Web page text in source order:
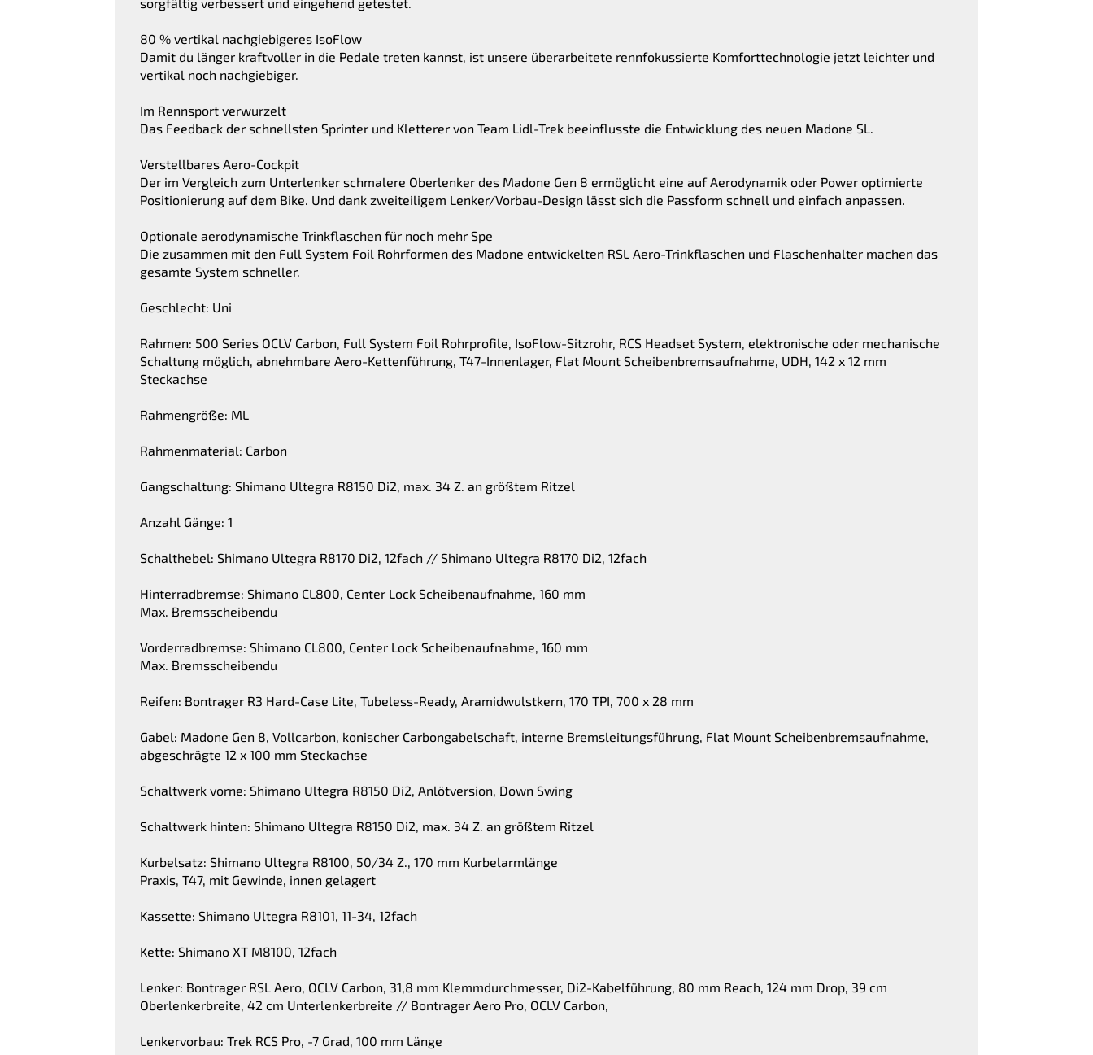
80 % vertikal nachgiebigeres IsoFlow
Damit du länger kraftvoller in die Pedale treten kannst, ist unsere überarbeitete rennfokussierte Komforttechnologie jetzt leichter und
vertikal noch nachgiebiger.
Im Rennsport verwurzelt
Das Feedback der schnellsten Sprinter und Kletterer von Team Lidl-Trek beeinflusste die Entwicklung des neuen Madone SL.
Verstellbares Aero-Cockpit
Der im Vergleich zum Unterlenker schmalere Oberlenker des Madone Gen 8 ermöglicht eine auf Aerodynamik oder Power optimierte
Positionierung auf dem Bike. Und dank zweiteiligem Lenker/Vorbau-Design lässt sich die Passform schnell und einfach anpassen.
Optionale aerodynamische Trinkflaschen für noch mehr Spe
Die zusammen mit den Full System Foil Rohrformen des Madone entwickelten RSL Aero-Trinkflaschen und Flaschenhalter machen das
gesamte System schneller.
Geschlecht: Uni
Rahmen: 500 Series OCLV Carbon, Full System Foil Rohrprofile, IsoFlow-Sitzrohr, RCS Headset System, elektronische oder mechanische
Schaltung möglich, abnehmbare Aero-Kettenführung, T47-Innenlager, Flat Mount Scheibenbremsaufnahme, UDH, 142 x 12 mm
Steckachse
Rahmengröße: ML
Rahmenmaterial: Carbon
Gangschaltung: Shimano Ultegra R8150 Di2, max. 34 Z. an größtem Ritzel
Anzahl Gänge: 1
Schalthebel: Shimano Ultegra R8170 Di2, 12fach // Shimano Ultegra R8170 Di2, 12fach
Hinterradbremse: Shimano CL800, Center Lock Scheibenaufnahme, 160 mm
Max. Bremsscheibendu
Vorderradbremse: Shimano CL800, Center Lock Scheibenaufnahme, 160 mm
Max. Bremsscheibendu
Reifen: Bontrager R3 Hard-Case Lite, Tubeless-Ready, Aramidwulstkern, 170 TPI, 700 x 28 mm
Gabel: Madone Gen 8, Vollcarbon, konischer Carbongabelschaft, interne Bremsleitungsführung, Flat Mount Scheibenbremsaufnahme,
abgeschrägte 12 x 100 mm Steckachse
Schaltwerk vorne: Shimano Ultegra R8150 Di2, Anlötversion, Down Swing
Schaltwerk hinten: Shimano Ultegra R8150 Di2, max. 34 Z. an größtem Ritzel
Kurbelsatz: Shimano Ultegra R8100, 50/34 Z., 170 mm Kurbelarmlänge
Praxis, T47, mit Gewinde, innen gelagert
Kassette: Shimano Ultegra R8101, 11-34, 12fach
Kette: Shimano XT M8100, 12fach
Lenker: Bontrager RSL Aero, OCLV Carbon, 31,8 mm Klemmdurchmesser, Di2-Kabelführung, 80 mm Reach, 124 mm Drop, 39 cm
Oberlenkerbreite, 42 cm Unterlenkerbreite // Bontrager Aero Pro, OCLV Carbon,
Lenkervorbau: Trek RCS Pro, -7 Grad, 100 mm Länge